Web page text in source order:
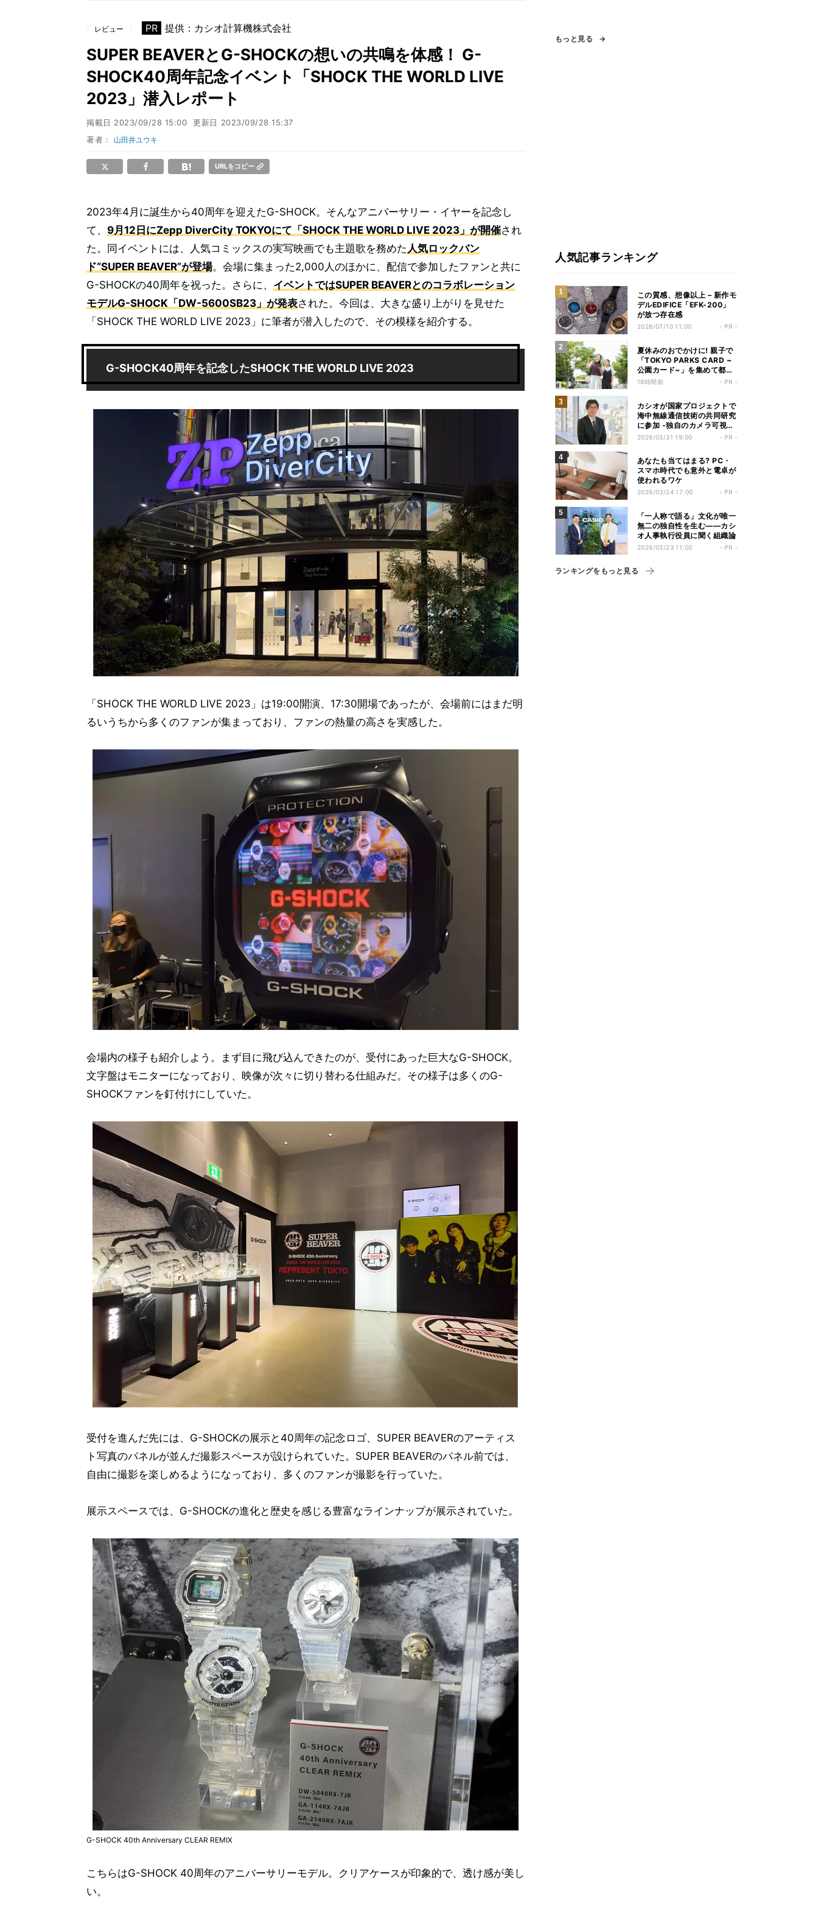
レビュー PR 提供：カシオ計算機株式会社
SUPER BEAVERとG-SHOCKの想いの共鳴を体感！ G-
SHOCK40周年記念イベント「SHOCK THE WORLD LIVE
2023」潜入レポート
掲載日 2023/09/28 15:00 更新日 2023/09/28 15:37
著者： 山田井ユウキ
URLをコピー
2023年4月に誕生から40周年を迎えたG-SHOCK。そんなアニバーサリー・イヤーを記念し
て、 9月12日にZepp DiverCity TOKYOにて「SHOCK THE WORLD LIVE 2023」が開催され
た。同イベントには、人気コミックスの実写映画でも主題歌を務めた 人気ロックバン
ド“SUPER BEAVER”が登場。会場に集まった2,000人のほかに、配信で参加したファンと共に
G-SHOCKの40周年を祝った。さらに、 イベントではSUPER BEAVERとのコラボレーション
モデルG-SHOCK「DW-5600SB23」が発表された。今回は、大きな盛り上がりを見せた
「SHOCK THE WORLD LIVE 2023」に筆者が潜入したので、その模様を紹介する。
G-SHOCK40周年を記念したSHOCK THE WORLD LIVE 2023
「SHOCK THE WORLD LIVE 2023」は19:00開演、17:30開場であったが、会場前にはまだ明
るいうちから多くのファンが集まっており、ファンの熱量の高さを実感した。
会場内の様子も紹介しよう。まず目に飛び込んできたのが、受付にあった巨大なG-SHOCK。
文字盤はモニターになっており、映像が次々に切り替わる仕組みだ。その様子は多くのG-
SHOCKファンを釘付けにしていた。
受付を進んだ先には、G-SHOCKの展示と40周年の記念ロゴ、SUPER BEAVERのアーティス
ト写真のパネルが並んだ撮影スペースが設けられていた。SUPER BEAVERのパネル前では、
自由に撮影を楽しめるようになっており、多くのファンが撮影を行っていた。
展示スペースでは、G-SHOCKの進化と歴史を感じる豊富なラインナップが展示されていた。
G-SHOCK 40th Anniversary CLEAR REMIX
こちらはG-SHOCK 40周年のアニバーサリーモデル。クリアケースが印象的で、透け感が美し
い。
もっと見る
人気記事ランキング
この質感、想像以上 – 新作モ
デルEDIFICE「EFK-200」
が放つ存在感
2026/07/10 11:00 - PR -
夏休みのおでかけに! 親子で
「TOKYO PARKS CARD ~
公園カード~」を集めて都立
公園巡りを楽しもう
18時間前 - PR -
カシオが国家プロジェクトで
海中無線通信技術の共同研究
に参加 -独自のカメラ可視光
通信で新領域に挑戦
2026/03/31 19:00 - PR -
あなたも当てはまる? PC・
スマホ時代でも意外と電卓が
使われるワケ
2026/03/24 17:00 - PR -
「一人称で語る」文化が唯一
無二の独自性を生む――カシ
オ人事執行役員に聞く組織論
2026/03/23 11:00 - PR -
ランキングをもっと見る